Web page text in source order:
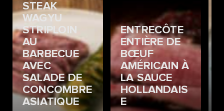
STEAK
WAGYU
STRIPLOIN
AU
BARBECUE
AVEC
SALADE DE
CONCOMBRE
ASIATIQUE
ENTRECÔTE
ENTIÈRE DE
BŒUF
AMÉRICAIN À
LA SAUCE
HOLLANDAIS
E